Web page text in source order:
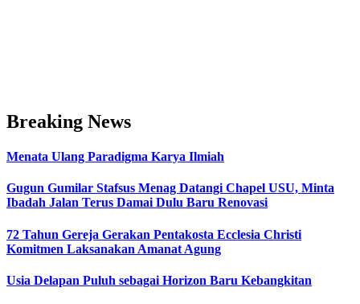
Breaking News
Menata Ulang Paradigma Karya Ilmiah
Gugun Gumilar Stafsus Menag Datangi Chapel USU, Minta
Ibadah Jalan Terus Damai Dulu Baru Renovasi
72 Tahun Gereja Gerakan Pentakosta Ecclesia Christi
Komitmen Laksanakan Amanat Agung
Usia Delapan Puluh sebagai Horizon Baru Kebangkitan